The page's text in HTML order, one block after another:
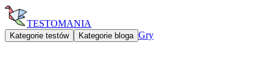
TESTOMANIA
Kategorie testów Kategorie bloga Gry